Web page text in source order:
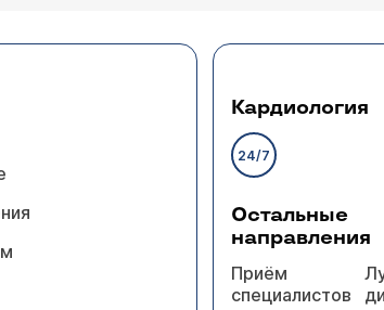
Кардиология
24/7
Остальные
направления
Приём
специалистов